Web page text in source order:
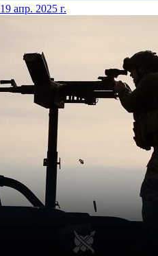
19 апр. 2025 г.